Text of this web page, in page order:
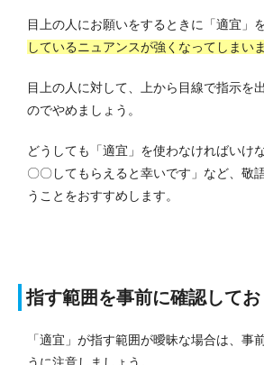
目上の人にお願いをするときに「適宜」
しているニュアンスが強くなってしまい
目上の人に対して、上から目線で指示を
のでやめましょう。
どうしても「適宜」を使わなければいけ
〇〇してもらえると幸いです」など、敬
うことをおすすめします。
指す範囲を事前に確認してお
「適宜」が指す範囲が曖昧な場合は、事